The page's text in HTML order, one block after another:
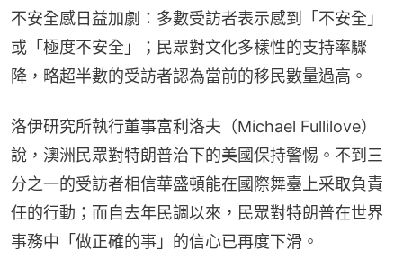
不安全感日益加劇：多數受訪者表示感到「不安全」
或「極度不安全」；民眾對文化多樣性的支持率驟
降，略超半數的受訪者認為當前的移民數量過高。
洛伊研究所執行董事富利洛夫（Michael Fullilove）
說，澳洲民眾對特朗普治下的美國保持警惕。不到三
分之一的受訪者相信華盛頓能在國際舞臺上采取負責
任的行動；而自去年民調以來，民眾對特朗普在世界
事務中「做正確的事」的信心已再度下滑。